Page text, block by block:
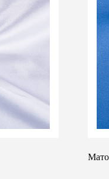
и принтом для